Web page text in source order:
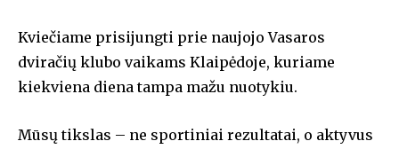
Kviečiame prisijungti prie naujojo Vasaros
dviračių klubo vaikams Klaipėdoje, kuriame
kiekviena diena tampa mažu nuotykiu.
Mūsų tikslas – ne sportiniai rezultatai, o aktyvus